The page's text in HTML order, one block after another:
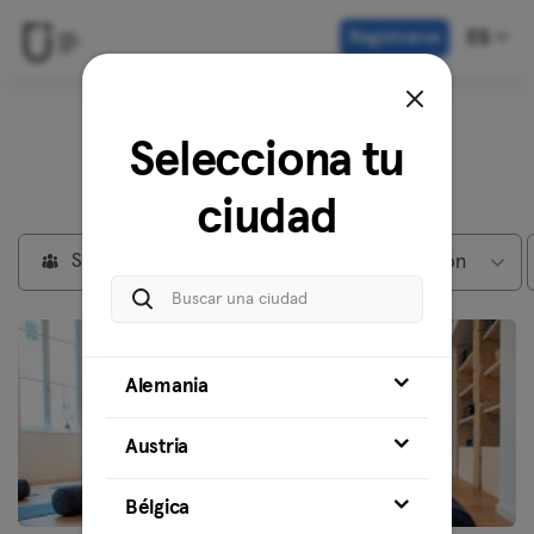
Registrarse
Descubre nuestros
centros enLyon
Socios privados Max subscripción
Selecciona tu
ciudad
Alemania
Austria
Bélgica